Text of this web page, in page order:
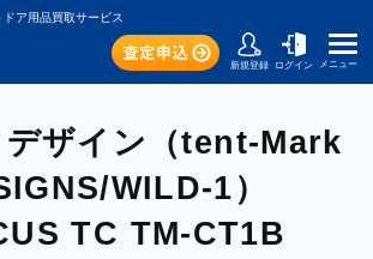
ア用品買取サービス
新規登録 ログイン メニュー
デザイン（tent-Mark
WILD-1）
TC TM-CT1B